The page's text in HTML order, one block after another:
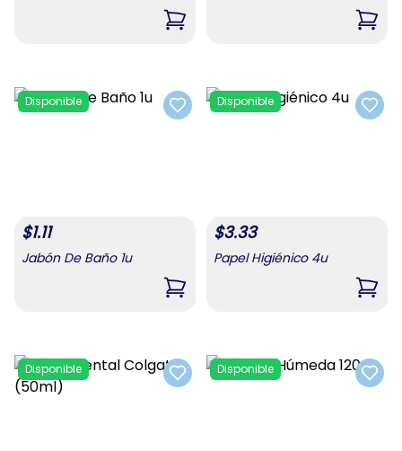
,Detergente En Polvo 500 G ,
Add to favorites
Disponible
$1.11
Jabón De Baño 1u
,Jabón De Baño 1u
Add
Disponible
$3.33
Papel Higiénico 4u
,
Add to favorites
Disponible
Add
Disponible